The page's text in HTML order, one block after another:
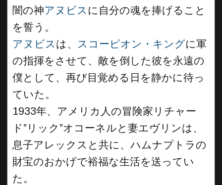
闇の神アヌビス に自分の魂を捧げること
を誓う。
アヌビス は、 スコーピオン・キングに軍
の指揮をさせて、敵を倒した彼を永遠の
僕として、再び目覚める日を静かに待っ
ていた。
1933年、アメリカ人の冒険家リチャー
ド”リック”オコーネルと妻エヴリンは、
息子アレックスと共に、ハムナプトラの
財宝のおかげで裕福な生活を送ってい
た。